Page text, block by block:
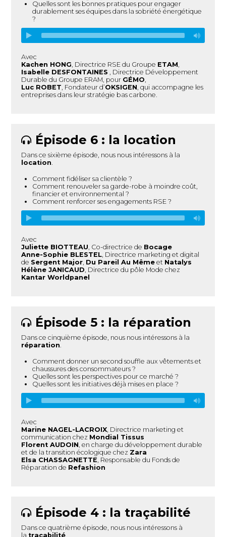
Quelles sont les bonnes pratiques pour engager
durablement ses équipes dans la sobriété énergétique
?
Avec
Kachen HONG, Directrice RSE du Groupe ETAM,
Isabelle DESFONTAINES , Directrice Développement
Durable du Groupe ERAM, pour GÉMO,
Luc ROBET, Fondateur d’OKSIGEN, qui accompagne les
entreprises dans leur stratégie bas carbone.
Épisode 6 : la location
Dans ce sixième épisode, nous nous intéressons à la
location.
Comment fidéliser sa clientèle ?
Comment renouveler sa garde-robe à moindre coût,
financier et environnemental ?
Comment renforcer ses engagements RSE ?
Avec
Juliette BIOTTEAU, Co-directrice de Bocage
Anne-Sophie BLESTEL, Directrice marketing et digital
de Sergent Major, Du Pareil Au Même et Natalys
Hélène JANICAUD, Directrice du pôle Mode chez
Kantar Worldpanel
Épisode 5 : la réparation
Dans ce cinquième épisode, nous nous intéressons à la
réparation.
Comment donner un second souffle aux vêtements et
chaussures des consommateurs ?
Quelles sont les perspectives pour ce marché ?
Quelles sont les initiatives déjà mises en place ?
Avec
Marine NAGEL-LACROIX , Directrice marketing et
communication chez Mondial Tissus
Florent AUDOIN , en charge du développement durable
et de la transition écologique chez Zara
Elsa CHASSAGNETTE , Responsable du Fonds de
Réparation de Refashion
Épisode 4 : la traçabilité
Dans ce quatrième épisode, nous nous intéressons à
la traçabilité